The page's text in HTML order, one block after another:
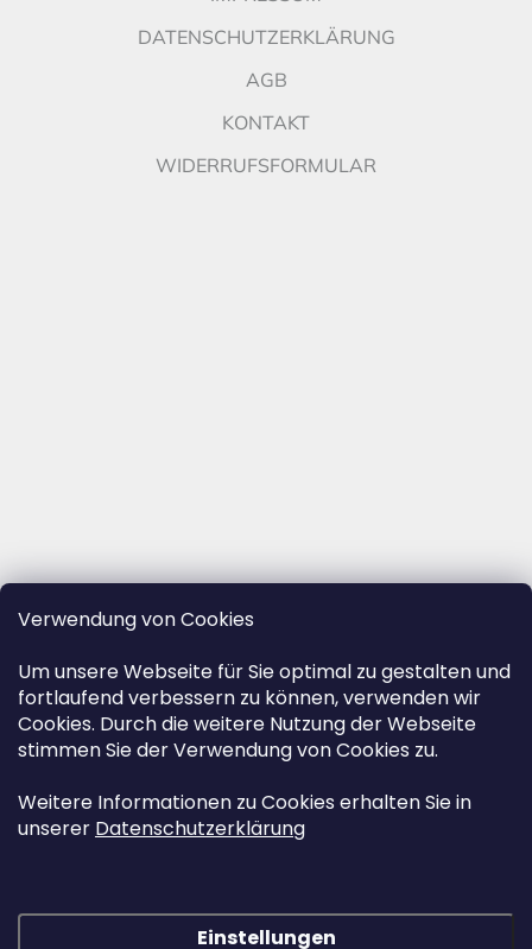
Verwendung von Cookies
Um unsere Webseite für Sie optimal zu gestalten und
fortlaufend verbessern zu können, verwenden wir
Cookies. Durch die weitere Nutzung der Webseite
stimmen Sie der Verwendung von Cookies zu.
Weitere Informationen zu Cookies erhalten Sie in
unserer Datenschutzerklärung
Einstellungen
DATENSCHUTZERKLÄRUNG
AGB
KONTAKT
WIDERRUFSFORMULAR